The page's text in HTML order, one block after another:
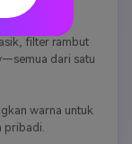
filter rambut
dari satu
warna untuk
pribadi.